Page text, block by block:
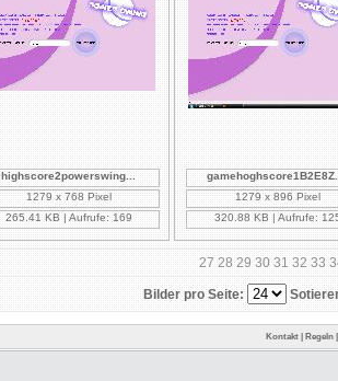
highscore2powerswing...
1279 x 768 Pixel
265.41 KB | Aufrufe: 169
1279 x 896 Pixel
320.88 KB | Aufrufe:
27 28 29 30 31 32 33
Bilder pro Seite:
Kontakt Regeln